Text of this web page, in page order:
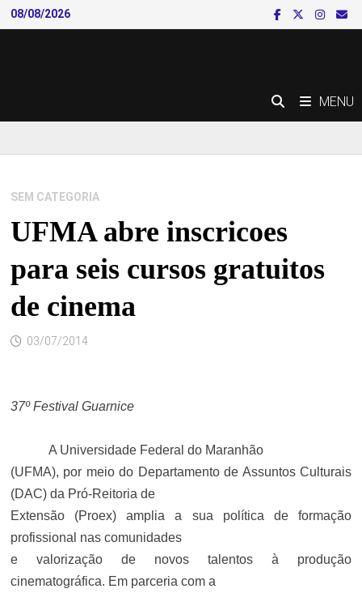
Skip
to
08/08/2026
MENU
SEM CATEGORIA
UFMA abre inscricoes
para seis cursos gratuitos
de cinema
03/07/2014
37º Festival Guarnice
A Universidade Federal do Maranhão
(UFMA), por meio do Departamento de Assuntos Culturais
(DAC) da Pró-Reitoria de
Extensão (Proex) amplia a sua política de formação
profissional nas comunidades
e valorização de novos talentos à produção
cinematográfica. Em parceria com a